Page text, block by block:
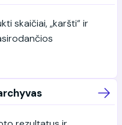
skaičiai, „karšti“ ir